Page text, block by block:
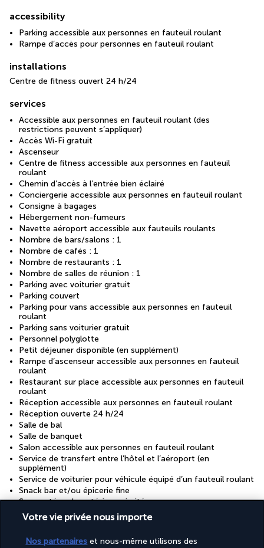
accessibility
Parking accessible aux personnes en fauteuil roulant
Rampe d’accès pour personnes en fauteuil roulant
installations
Centre de fitness ouvert 24 h/24
services
Accessible aux personnes en fauteuil roulant (des
restrictions peuvent s’appliquer)
Accès Wi-Fi gratuit
Ascenseur
Centre de fitness accessible aux personnes en fauteuil
roulant
Chemin d’accès à l’entrée bien éclairé
Conciergerie accessible aux personnes en fauteuil roulant
Consigne à bagages
Hébergement non-fumeurs
Navette aéroport accessible aux fauteuils roulants
Nombre de bars/salons : 1
Nombre de cafés : 1
Nombre de restaurants : 1
Nombre de salles de réunion : 1
Parking avec voiturier gratuit
Parking couvert
Parking pour vans accessible aux personnes en fauteuil
roulant
Parking sans voiturier gratuit
Personnel polyglotte
Petit déjeuner disponible (en supplément)
Rampe d’ascenseur accessible aux personnes en fauteuil
roulant
Restaurant sur place accessible aux personnes en fauteuil
roulant
Réception accessible aux personnes en fauteuil roulant
Réception ouverte 24 h/24
Salle de bal
Salle de banquet
Salon accessible aux personnes en fauteuil roulant
Service de transfert entre l’hôtel et l’aéroport (en
supplément)
Service de voiturier pour véhicule équipé d’un fauteuil roulant
Snack bar et/ou épicerie fine
Spa santé ou beauté à proximité
Toilettes publiques accessibles aux personnes en fauteuil
roulant
Votre vie privée nous importe
Nos partenaires et nous-même utilisons des